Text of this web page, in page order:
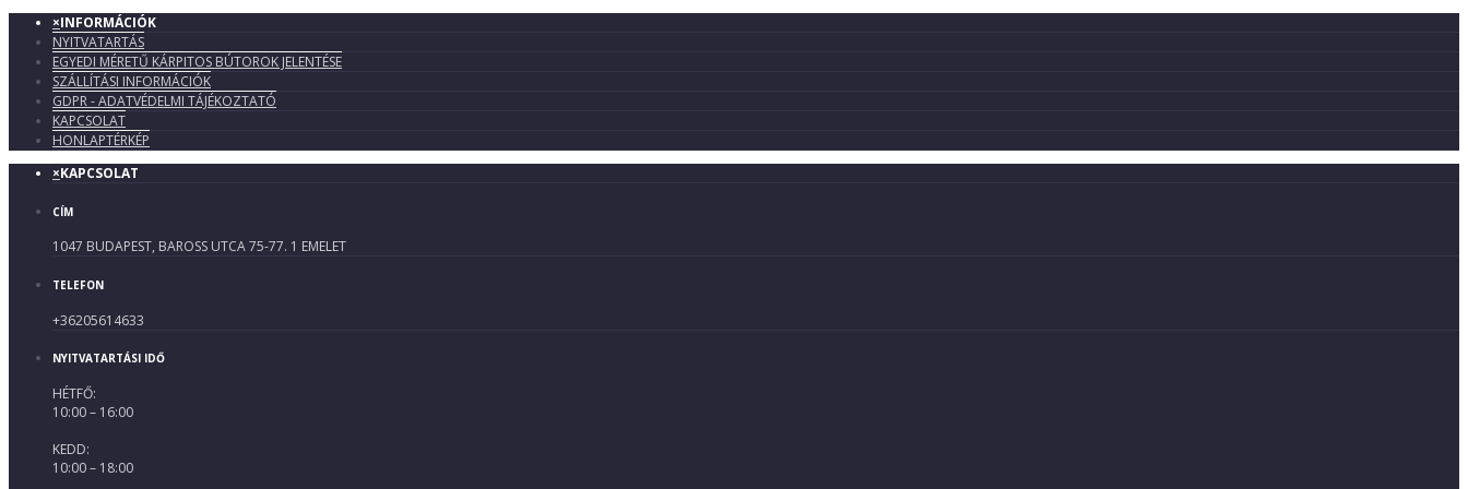
×INFORMÁCIÓK
NYITVATARTÁS
EGYEDI MÉRETŰ KÁRPITOS BÚTOROK JELENTÉSE
SZÁLLÍTÁSI INFORMÁCIÓK
GDPR - ADATVÉDELMI TÁJÉKOZTATÓ
KAPCSOLAT
HONLAPTÉRKÉP
×KAPCSOLAT
CÍM
1047 BUDAPEST, BAROSS UTCA 75-77. 1 EMELET
TELEFON
+36205614633
NYITVATARTÁSI IDŐ
HÉTFŐ:
10:00 – 16:00
KEDD:
10:00 – 18:00